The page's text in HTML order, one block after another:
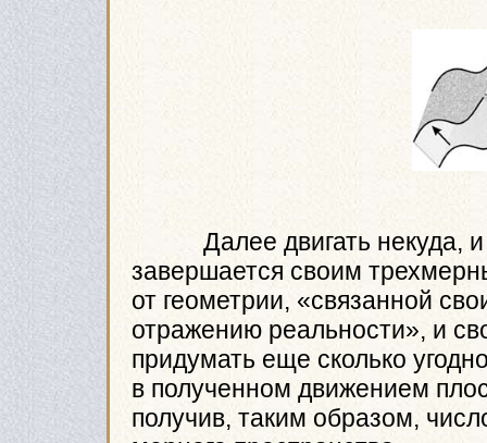
Далее двигать некуда, и
завершается своим
от геометрии, «связанной
отражению реальности», и
придумать еще сколько
в полученном движением
получив, таким образом,